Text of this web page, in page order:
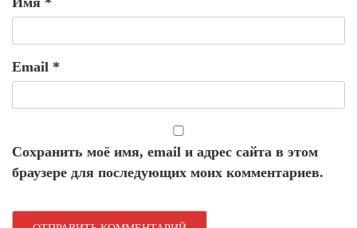
Email *
Сохранить моё имя, email и адрес сайта в этом
браузере для последующих моих комментариев.